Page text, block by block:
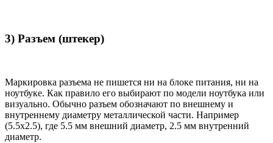
3) Разъем (штекер)
Маркировка разъема не пишется ни на блоке питания, ни на
ноутбуке. Как правило его выбирают по модели ноутбука или
визуально. Обычно разъем обозначают по внешнему и
внутреннему диаметру металлической части. Например
(5.5x2.5), где 5.5 мм внешний диаметр, 2.5 мм внутренний
диаметр.